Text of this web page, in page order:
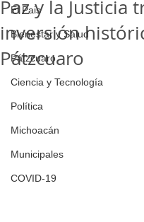
El Pais
Bienestar y Salud
Pátzcuaro
Ciencia y Tecnología
Política
Michoacán
Municipales
COVID-19
Paz y la Justicia
inversión
Pátzcuaro